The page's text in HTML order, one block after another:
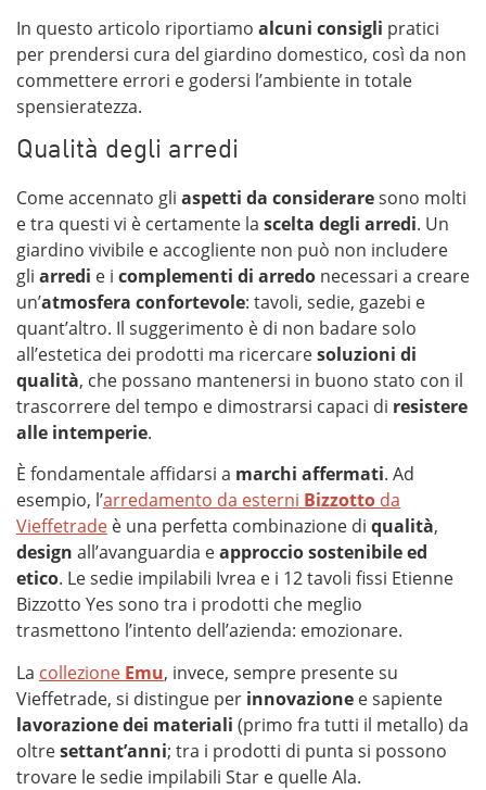
In questo articolo riportiamo alcuni consigli pratici
per prendersi cura del giardino domestico, così da non
commettere errori e godersi l’ambiente in totale
spensieratezza.
Qualità degli arredi
Come accennato gli aspetti da consideraresono molti
e tra questi vi è certamente la scelta degli arredi. Un
giardino vivibile e accogliente non può non includere
gli arredi e i complementi di arredo necessari a creare
un’atmosfera confortevole: tavoli, sedie, gazebi e
quant’altro. Il suggerimento è di non badare solo
all’estetica dei prodotti ma ricercaresoluzioni di
qualità, che possano mantenersi in buono stato con il
trascorrere del tempo e dimostrarsi capaci di resistere
alle intemperie.
È fondamentale affidarsi a marchi affermati. Ad
esempio, l’arredamento da esterni Bizzotto da
Vieffetrade è una perfetta combinazione di qualità,
design all’avanguardia eapproccio sostenibile ed
etico. Le sedie impilabili Ivrea e i 12 tavoli fissi Etienne
Bizzotto Yes sono tra i prodotti che meglio
trasmettono l’intento dell’azienda: emozionare.
La collezione Emu, invece, sempre presente su
Vieffetrade, si distingue per innovazione e sapiente
lavorazione dei materiali (primo fra tutti il metallo) da
oltresettant’anni; tra i prodotti di punta si possono
trovare le sedie impilabili Star e quelle Ala.